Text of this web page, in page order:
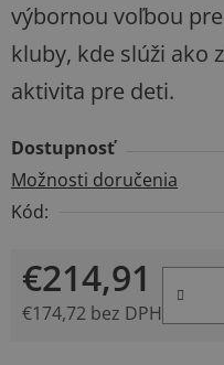
výbornou voľbou
kluby, kde slúži ako
aktivita pre deti.
Dostupnosť
Možnosti doručenia
Kód:
€214,91
€174,72 bez DPH